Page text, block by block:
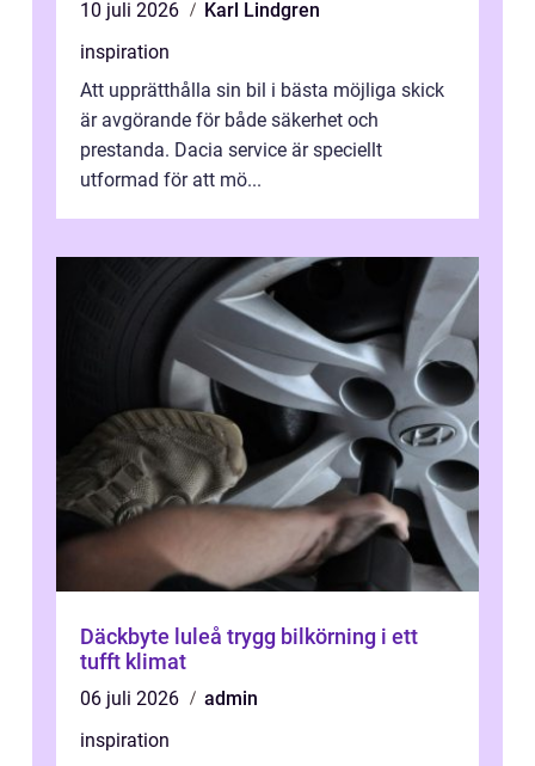
10 juli 2026
Karl Lindgren
inspiration
Att upprätthålla sin bil i bästa möjliga skick
är avgörande för både säkerhet och
prestanda. Dacia service är speciellt
utformad för att mö...
Däckbyte luleå trygg bilkörning i ett
tufft klimat
06 juli 2026
admin
inspiration